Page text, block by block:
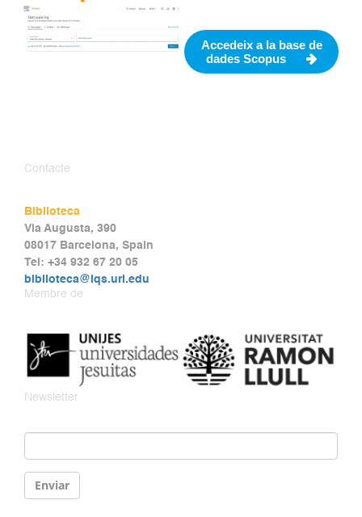
Accedeix a la base de
dades Scopus
Contacte
Biblioteca
Via Augusta, 390
08017 Barcelona, Spain
Tel: +34 932 67 20 05
biblioteca@iqs.url.edu
Membre de
Newsletter
Enviar